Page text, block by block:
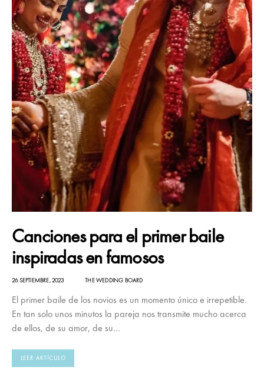
Canciones para el primer baile
inspiradas en famosos
26 SEPTIEMBRE, 2023 THE WEDDING BOARD
El primer baile de los novios es un momento único e irrepetible.
En tan solo unos minutos la pareja nos transmite mucho acerca
de ellos, de su amor, de su…
LEER ARTÍCULO